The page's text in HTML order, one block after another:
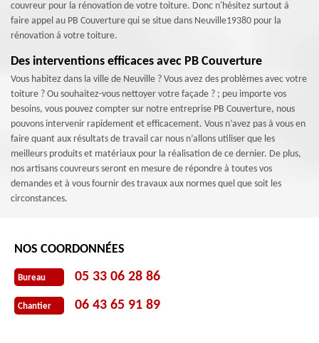
couvreur pour la rénovation de votre toiture. Donc n'hésitez surtout á
faire appel au PB Couverture qui se situe dans Neuville19380 pour la
rénovation á votre toiture.
Des interventions efficaces avec PB Couverture
Vous habitez dans la ville de Neuville ? Vous avez des problèmes avec votre
toiture ? Ou souhaitez-vous nettoyer votre façade ? ; peu importe vos
besoins, vous pouvez compter sur notre entreprise PB Couverture, nous
pouvons intervenir rapidement et efficacement. Vous n’avez pas à vous en
faire quant aux résultats de travail car nous n’allons utiliser que les
meilleurs produits et matériaux pour la réalisation de ce dernier. De plus,
nos artisans couvreurs seront en mesure de répondre à toutes vos
demandes et à vous fournir des travaux aux normes quel que soit les
circonstances.
NOS COORDONNÉES
Bureau 05 33 06 28 86
Chantier 06 43 65 91 89